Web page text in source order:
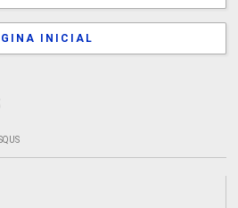
INICIAL